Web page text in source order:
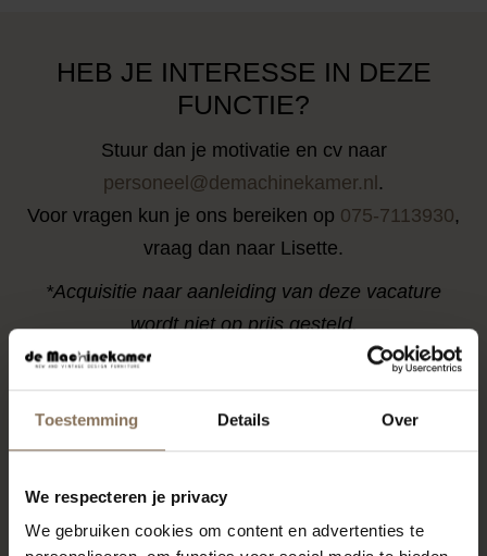
Toestemming Details Over
We respecteren je privacy
We gebruiken cookies om content en advertenties te
HEB JE INTERESSE IN DEZE
FUNCTIE?
Stuur dan je motivatie en cv naar
personeel@demachinekamer.nl .
Voor vragen kun je ons bereiken op 075-7113930,
vraag dan naar Lisette.
*Acquisitie naar aanleiding van deze vacature
wordt niet op prijs gesteld.